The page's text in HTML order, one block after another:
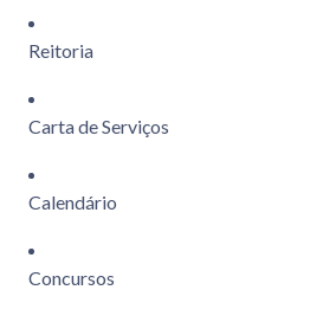
Reitoria
Carta de Serviços
Calendário
Concursos